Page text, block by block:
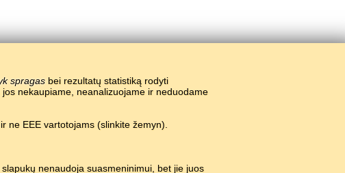
spragas bei rezultatų statistiką rodyti
nekaupiame, neanalizuojame ir neduodame
ne EEE vartotojams (slinkite žemyn).
nenaudoja suasmeninimui, bet jie juos